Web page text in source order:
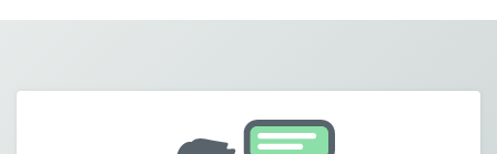
VPN
Telefon *